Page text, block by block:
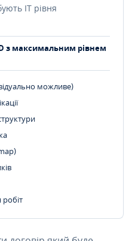
ІТ рівня
з максимальним рівнем
можливе)